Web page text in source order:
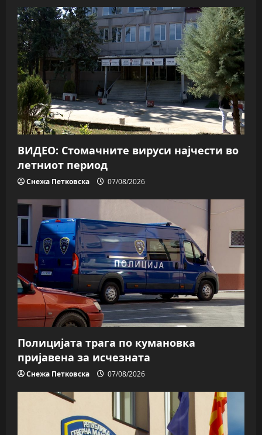
ВИДЕО: Стомачните вируси најчести во
летниот период
Снежа Петковска 07/08/2026
Полицијата трага пo кумановка
пријавена за исчезната
Снежа Петковска 07/08/2026